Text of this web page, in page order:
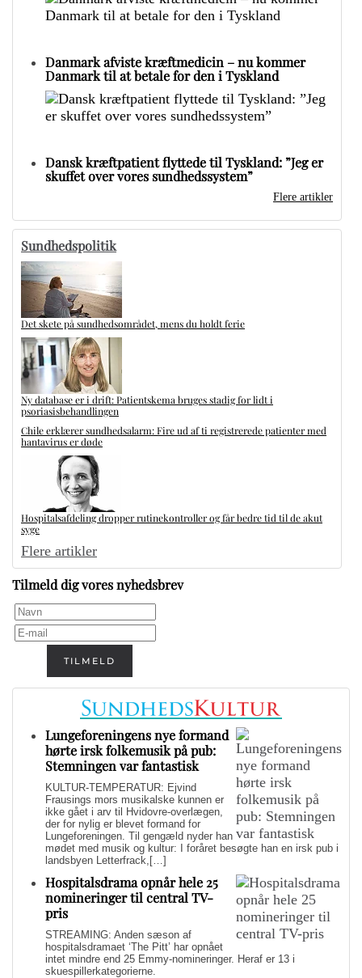
Danmark afviste kræftmedicin – nu kommer
Danmark til at betale for den i Tyskland
Dansk kræftpatient flyttede til Tyskland: ”Jeg er
skuffet over vores sundhedssystem”
Flere artikler
Sundhedspolitik
Det skete på sundhedsområdet, mens du holdt ferie
Ny database er i drift: Patientskema bruges stadig for lidt i
psoriasisbehandlingen
Chile erklærer sundhedsalarm: Fire ud af ti registrerede patienter med
hantavirus er døde
Hospitalsafdeling dropper rutinekontroller og får bedre tid til de akut
syge
Flere artikler
Tilmeld dig vores nyhedsbrev
TILMELD
Lungeforeningens nye formand
hørte irsk folkemusik på pub:
Stemningen var fantastisk
KULTUR-TEMPERATUR: Ejvind
Frausings mors musikalske kunnen er
ikke gået i arv til Hvidovre-overlægen,
der for nylig er blevet formand for
Lungeforeningen. Til gengæld nyder han
mødet med musik og kultur: I foråret besøgte han en irsk pub i
landsbyen Letterfrack,[…]
Hospitalsdrama opnår hele 25
nomineringer til central TV-
pris
STREAMING: Anden sæson af
hospitalsdramaet ‘The Pitt’ har opnået
intet mindre end 25 Emmy-nomineringer. Heraf er 13 i
skuespillerkategorierne.